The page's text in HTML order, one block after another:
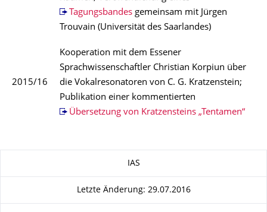
Tagungsbandesgemeinsam mit Jürgen
Trouvain (Universität des Saarlandes)
2015/16
Kooperation mit dem Essener
Sprachwissenschaftler Christian Korpiun über
die Vokalresonatoren von C. G. Kratzenstein;
Publikation einer kommentierten
Übersetzung von Kratzensteins „Tentamen“
IAS
Letzte Änderung: 29.07.2016